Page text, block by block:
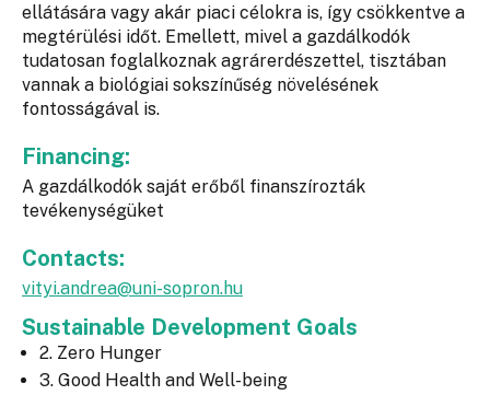
ellátására vagy akár piaci célokra is, így csökkentve a
megtérülési időt. Emellett, mivel a gazdálkodók
tudatosan foglalkoznak agrárerdészettel, tisztában
vannak a biológiai sokszínűség növelésének
fontosságával is.
Financing:
A gazdálkodók saját erőből finanszírozták
tevékenységüket
Contacts:
vityi.andrea@uni-sopron.hu
Sustainable Development Goals
2. Zero Hunger
3. Good Health and Well-being